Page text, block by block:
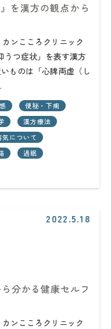
を漢方の観点から
ンこころクリニック
つ症状」を表す漢方
ものは「心脾両虚（し
便秘・下痢
漢方療法
気について
過眠
2022.5.18
分かる健康セルフ
ンこころクリニック